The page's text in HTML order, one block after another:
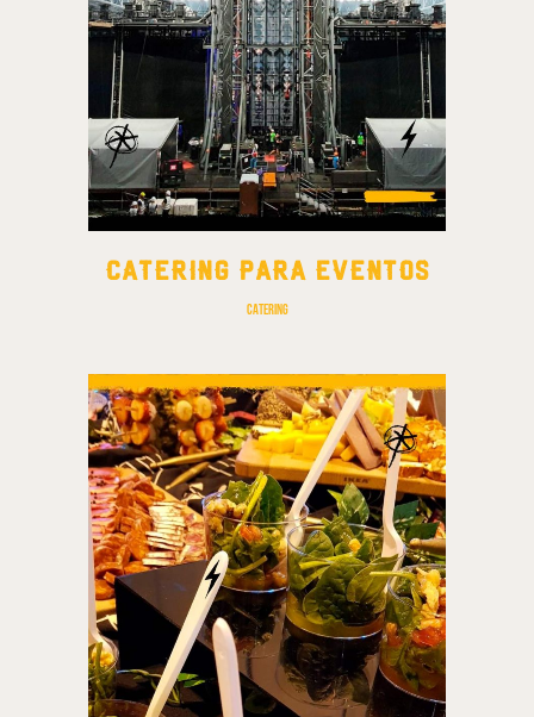
CATERING PARA EVENTOS
Catering